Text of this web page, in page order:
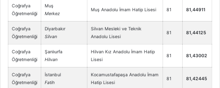
Coğrafya
Öğretmenliği
Muş
Merkez
Muş Anadolu İmam Hatip Lisesi 81 81,44911
Coğrafya
Öğretmenliği
Diyarbakır
Silvan
Silvan Mesleki ve Teknik
Anadolu Lisesi
81 81,44125
Coğrafya
Öğretmenliği
Şanlıurfa
Hilvan
Hilvan Kız Anadolu İmam Hatip
Lisesi
81 81,43002
Coğrafya
Öğretmenliği
İstanbul
Fatih
Kocamustafapaşa Anadolu İmam
Hatip Lisesi
81 81,42445